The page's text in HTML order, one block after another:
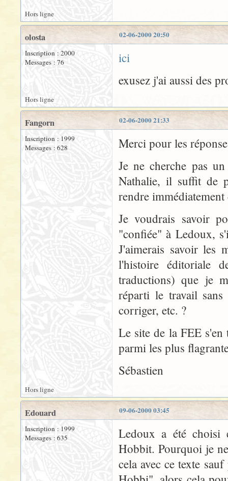
Hors ligne
02-06-2000 20:50
olosta
Inscription : 2000
Messages : 76
ici
exusez j'ai aussi des
Hors ligne
02-06-2000 21:33
Fangorn
Inscription : 1999
Messages : 628
Merci pour les
Je ne cherche pas
Nathalie, il suffit de
rendre
Je voudrais savoir
"confiée" à Ledoux,
J'aimerais savoir les
l'histoire éditoriale
traductions) que je
réparti le travail
corriger, etc. ?
Le site de la FEE
parmi les plus
Sébastien
Hors ligne
09-06-2000 03:45
Edouard
Inscription : 1999
Messages : 635
Ledoux a été choisi
Hobbit. Pourquoi je
cela avec ce texte